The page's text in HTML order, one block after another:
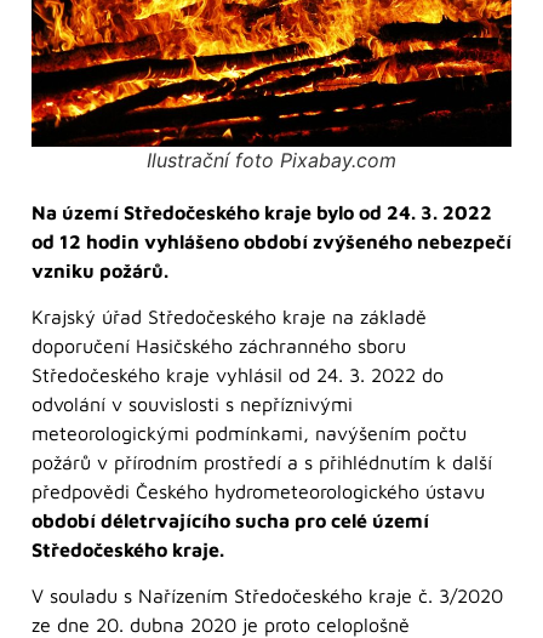
Ilustrační foto Pixabay.com
Na území Středočeského kraje bylo od 24. 3. 2022
od 12 hodin vyhlášeno období zvýšeného nebezpečí
vzniku požárů.
Krajský úřad Středočeského kraje na základě
doporučení Hasičského záchranného sboru
Středočeského kraje vyhlásil od 24. 3. 2022 do
odvolání v souvislosti s nepříznivými
meteorologickými podmínkami, navýšením počtu
požárů v přírodním prostředí a s přihlédnutím k další
předpovědi Českého hydrometeorologického ústavu
období déletrvajícího sucha pro celé území
Středočeského kraje.
V souladu s Nařízením Středočeského kraje č. 3/2020
ze dne 20. dubna 2020 je proto celoplošně